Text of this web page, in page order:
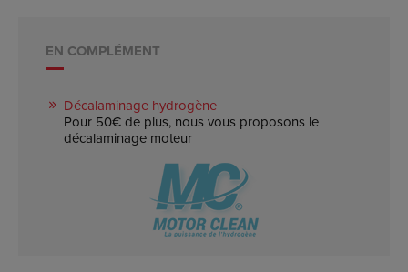
EN COMPLÉMENT
Décalaminage hydrogène
Pour 50€ de plus, nous vous proposons le
décalaminage moteur